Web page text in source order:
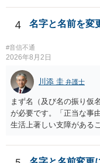
困難 仮に裁判で敗訴した
か。 ⇒判決となり敗訴
の財産を差し押さえら
いにより支払うことも十
識を前提にすれば、１０
れるため、 120万円のみ
ます。
検察庁に訴えるのもあり
は、結局所轄だと思わ
ないです。 一度、最寄
談してみてはいかがでし
4 名字と名前を変
#音信不通
2026年8月2日
川添 圭 弁護士
まず名（及び名の振り仮
が必要です。「正当な事
生活上著しい支障がある
きわめて重要になります
的裏付けがない場合、